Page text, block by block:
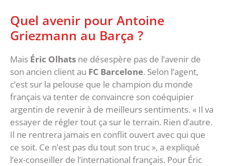
Quel avenir pour Antoine
Griezmann au Barça ?
Mais Éric Olhats ne désespère pas de l’avenir de
son ancien client au FC Barcelone. Selon l’agent,
c’est sur la pelouse que le champion du monde
français va tenter de convaincre son coéquipier
argentin de revenir à de meilleurs sentiments. « Il va
essayer de régler tout ça sur le terrain. Rien d’autre.
Il ne rentrera jamais en conflit ouvert avec qui que
ce soit. Ce n’est pas du tout son truc », a expliqué
l’ex-conseiller de l’international français. Pour Éric